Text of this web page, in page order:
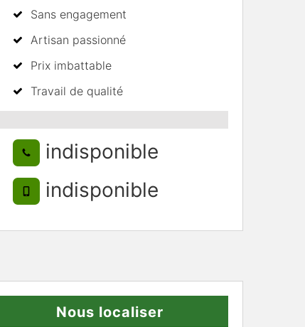
Sans engagement
Artisan passionné
Prix imbattable
Travail de qualité
indisponible
indisponible
Nous localiser